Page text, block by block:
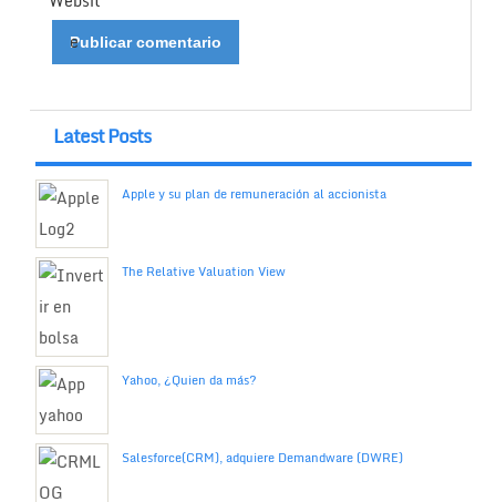
e
Latest Posts
Apple y su plan de remuneración al accionista
The Relative Valuation View
Yahoo, ¿Quien da más?
Salesforce(CRM), adquiere Demandware (DWRE)